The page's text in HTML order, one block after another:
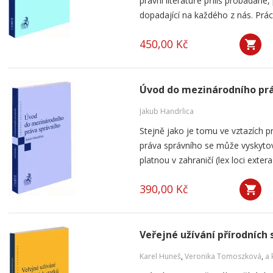
dopadající na každého z nás.
450,00 Kč
Úvod do mezinárodního
Jakub Handrlica
Stejně jako je tomu ve vztazích
práva správního se může
platnou v zahraničí (lex loci
390,00 Kč
Veřejné užívání přírodních
Karel Huneš, Veronika Tomoszková, a